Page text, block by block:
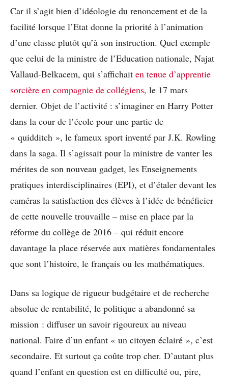
Car il s’agit bien d’idéologie du renoncement et de la
facilité lorsque l’Etat donne la priorité à l’animation
d’une classe plutôt qu’à son instruction. Quel exemple
que celui de la ministre de l’Education nationale, Najat
Vallaud-Belkacem, qui s’affichait en tenue d’apprentie
sorcière en compagnie de collégiens, le 17 mars
dernier. Objet de l’activité : s’imaginer en Harry Potter
dans la cour de l’école pour une partie de
« quidditch », le fameux sport inventé par J.K. Rowling
dans la saga. Il s’agissait pour la ministre de vanter les
mérites de son nouveau gadget, les Enseignements
pratiques interdisciplinaires (EPI), et d’étaler devant les
caméras la satisfaction des élèves à l’idée de bénéficier
de cette nouvelle trouvaille – mise en place par la
réforme du collège de 2016 – qui réduit encore
davantage la place réservée aux matières fondamentales
que sont l’histoire, le français ou les mathématiques.
Dans sa logique de rigueur budgétaire et de recherche
absolue de rentabilité, le politique a abandonné sa
mission : diffuser un savoir rigoureux au niveau
national. Faire d’un enfant « un citoyen éclairé », c’est
secondaire. Et surtout ça coûte trop cher. D’autant plus
quand l’enfant en question est en difficulté ou, pire,